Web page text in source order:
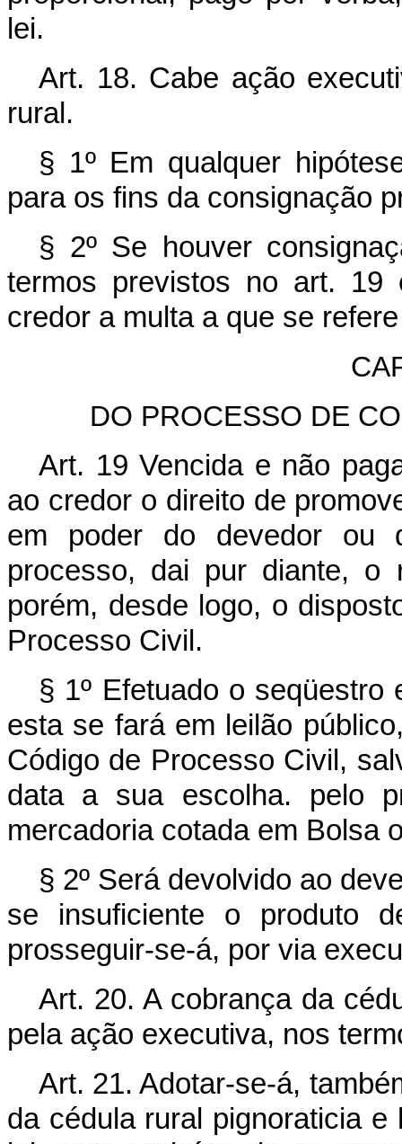
lei.
Art. 18. Cabe ação
rural.
§ 1º Em qualquer
para os fins da consignação
§ 2º Se houver
termos previstos no art. 19
credor a multa a que se
DO PROCESSO DE
Art. 19 Vencida e não
ao credor o direito de
em poder do devedor ou
processo, dai pur diante, o
porém, desde logo, o
Processo Civil.
§ 1º Efetuado o
esta se fará em leilão
Código de Processo Civil,
data a sua escolha. pelo
mercadoria cotada em Bolsa
§ 2º Será devolvido ao
se insuficiente o produto
prosseguir-se-á, por via
Art. 20. A cobrança da
pela ação executiva, nos
Art. 21. Adotar-se-á,
da cédula rural pignoraticia e